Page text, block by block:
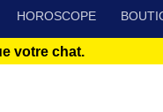
HOROSCOPE
votre chat.